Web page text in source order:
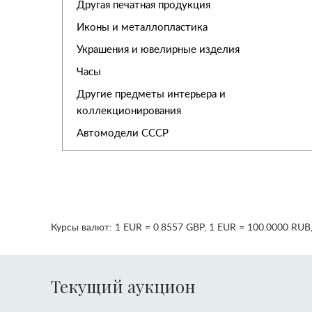
Другая печатная продукция
Иконы и металлопластика
Украшения и ювелирные изделия
Часы
Другие предметы интерьера и
коллекционирования
Автомодели CCCР
Курсы валют: 1 EUR = 0.8557 GBP, 1 EUR = 100.0000 RUB,
Текущий аукцион